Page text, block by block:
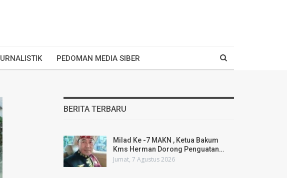
PEDOMAN MEDIA SIBER
BERITA TERBARU
Milad Ke -7 MAKN , Ketua Bakum
Kms Herman Dorong Penguatan…
Jumat, 7 Agustus 2026